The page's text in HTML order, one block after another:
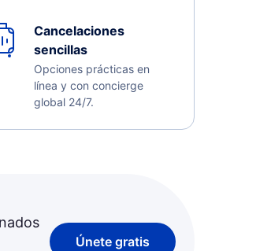
Cancelaciones
sencillas
Opciones prácticas en
línea y con concierge
global 24/7.
Únete gratis